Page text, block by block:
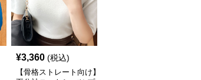
¥3,360 (税込)
【骨格ストレート向け】